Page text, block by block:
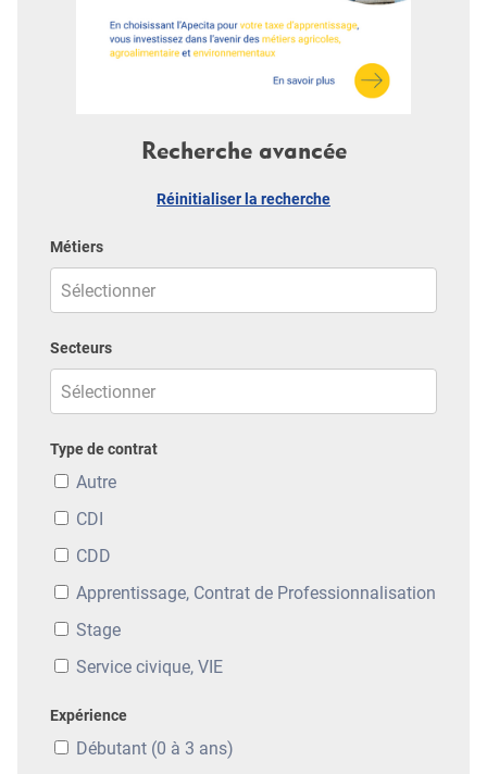
Recherche avancée
Réinitialiser la recherche
Métiers
Secteurs
Type de contrat
Autre
CDI
CDD
Apprentissage, Contrat de Professionnalisation
Stage
Service civique, VIE
Expérience
Débutant (0 à 3 ans)